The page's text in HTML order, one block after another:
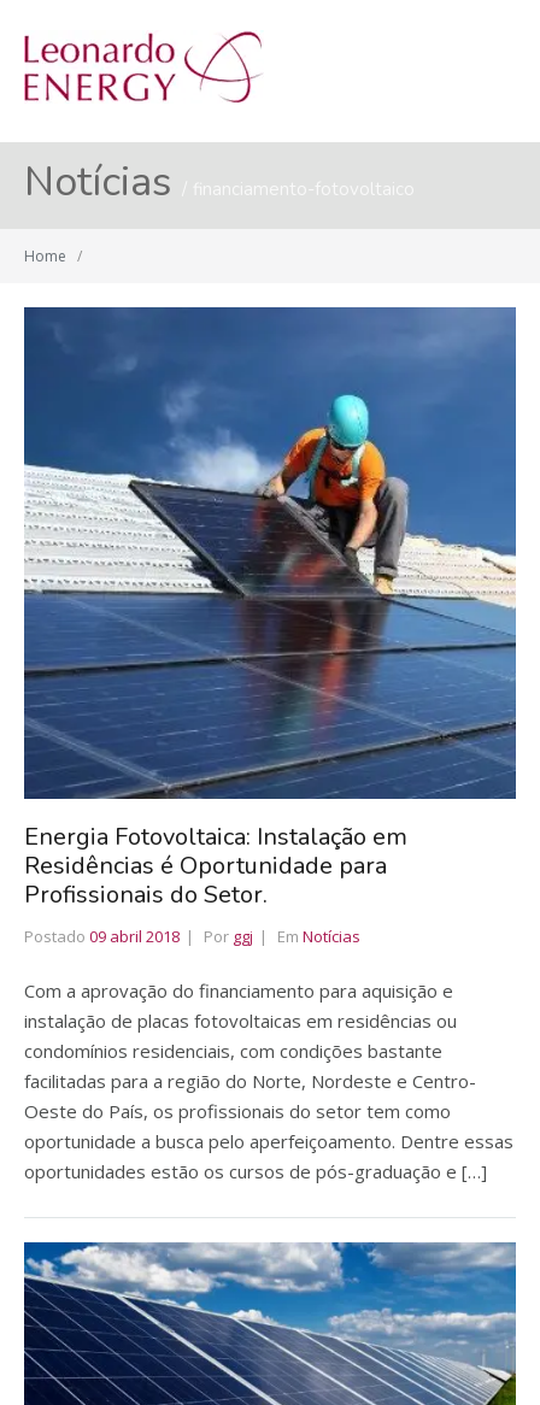
Notícias financiamento-fotovoltaico
Home /
Energia Fotovoltaica: Instalação em
Residências é Oportunidade para
Profissionais do Setor.
Postado 09 abril 2018 Por ggj Em Notícias
Com a aprovação do financiamento para aquisição e
instalação de placas fotovoltaicas em residências ou
condomínios residenciais, com condições bastante
facilitadas para a região do Norte, Nordeste e Centro-
Oeste do País, os profissionais do setor tem como
oportunidade a busca pelo aperfeiçoamento. Dentre essas
oportunidades estão os cursos de pós-graduação e […]